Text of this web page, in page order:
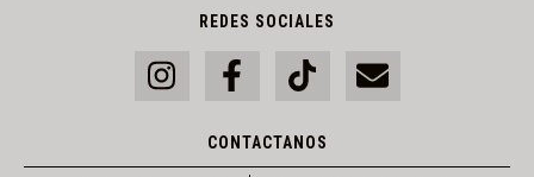
REDES SOCIALES
CONTACTANOS